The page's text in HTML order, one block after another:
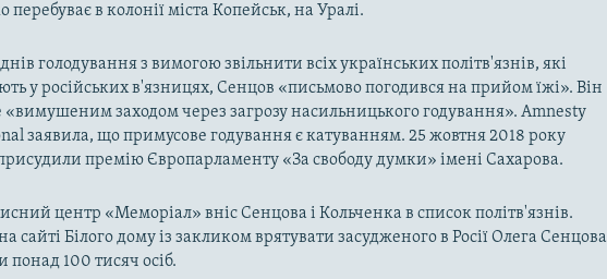
перебуває в колонії міста Копейськ, на Уралі.
голодування з вимогою звільнити всіх українських політв'язнів, які
у російських в'язницях, Сенцов «письмово погодився на прийом їжі». Він
«вимушеним заходом через загрозу насильницького годування». Amnesty
заявила, що примусове годування є катуванням. 25 жовтня 2018 року
премію Європарламенту «За свободу думки» імені Сахарова.
центр «Меморіал» вніс Сенцова і Кольченка в список політв'язнів.
сайті Білого дому із закликом врятувати засудженого в Росії Олега Сенцова
понад 100 тисяч осіб.